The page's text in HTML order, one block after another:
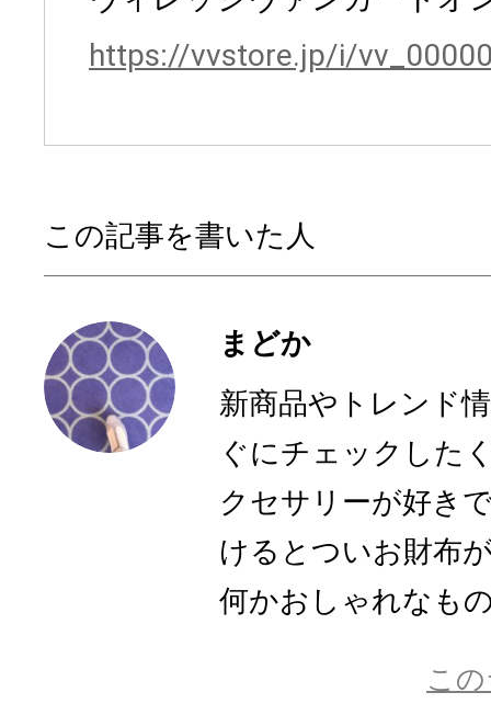
https://vvstore.jp/i/
この記事を書いた人
まどか
新商品やトレンド
ぐにチェックした
クセサリーが好き
けるとついお財布
何かおしゃれなも
こ